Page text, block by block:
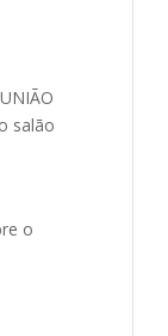
salão
o